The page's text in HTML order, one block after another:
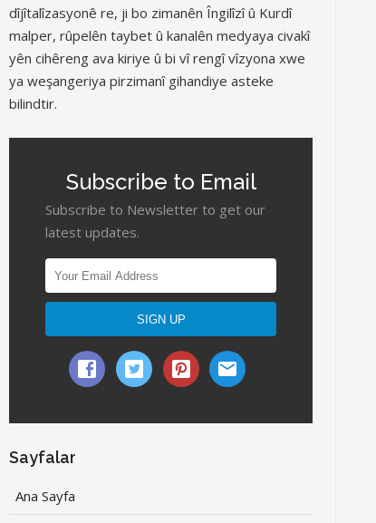
dîjîtalîzasyonê re, ji bo zimanên Îngilîzî û Kurdî
malper, rûpelên taybet û kanalên medyaya civakî
yên cihêreng ava kiriye û bi vî rengî vîzyona xwe
ya weşangeriya pirzimanî gihandiye asteke
bilindtir.
Subscribe to Email
Subscribe to Newsletter to get our
latest updates.
Sayfalar
Ana Sayfa